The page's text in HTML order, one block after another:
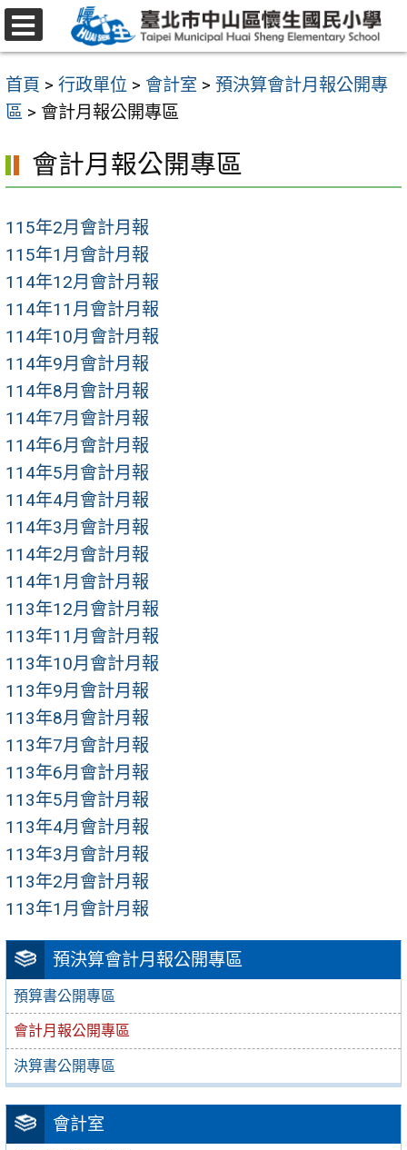
跳
至
要
內
區
首頁 > 行政單位 > 會計室 > 預決算會計月報公開專
區 > 會計月報公開專區
預決算會計月報公開專區
預算書公開專區
會計月報公開專區
決算書公開專區
會計室
會計月報公開專區
115年2月會計月報
115年1月會計月報
114年12月會計月報
114年11月會計月報
114年10月會計月報
114年9月會計月報
114年8月會計月報
114年7月會計月報
114年6月會計月報
114年5月會計月報
114年4月會計月報
114年3月會計月報
114年2月會計月報
114年1月會計月報
113年12月會計月報
113年11月會計月報
113年10月會計月報
113年9月會計月報
113年8月會計月報
113年7月會計月報
113年6月會計月報
113年5月會計月報
113年4月會計月報
113年3月會計月報
113年2月會計月報
113年1月會計月報
選
單